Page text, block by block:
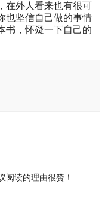
在外人看来也有很可
也坚信自己做的事情
书，怀疑一下自己的
阅读的理由很赞！